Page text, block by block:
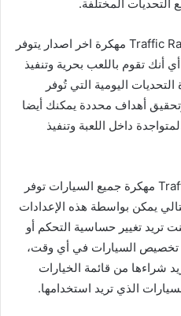
المختلفة.
بعد تحميل Traffic Racer Russian Village مهكرة اخر اصدار يتوفر
أنك تقوم باللعب بحرية وتنفيذ
اليومية التي تُوفر
أهداف محددة يمكنك أيضا
داخل اللعبة وتنفيذ
لعبة Traffic Racer Russian Village مهكرة جميع السيارات توفر
يمكن بواسطة هذه الإعدادات
تريد تغيير حساسية التحكم أو
تخصيص السيارات في أي وقت،
شراءها من قائمة الخيارات
الذي تريد استخدامها.